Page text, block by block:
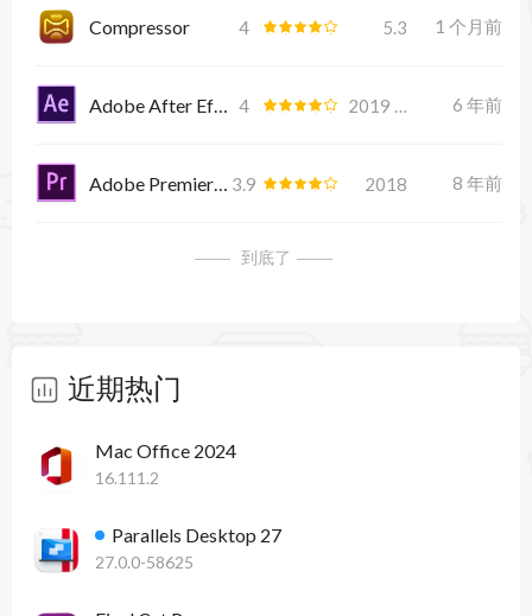
Compressor 4 5.3 1 个月前
Adobe After Effects CC 2019 4 6 年前
Adobe Premiere Pro CC 2018 3.9 2018 8 年前
到底了
近期热门
Mac Office 2024
16.111.2
Parallels Desktop 27
27.0.0-58625